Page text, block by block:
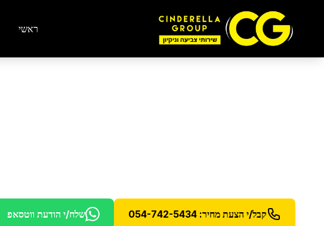
ראשי
קבל/י הצעת מחיר: 054-742-5434 שלח/י הודעת ווטסאפ